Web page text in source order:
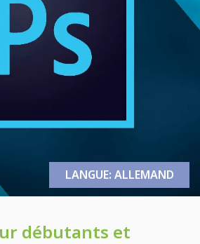
LANGUE: ALLEMAND
débutants et